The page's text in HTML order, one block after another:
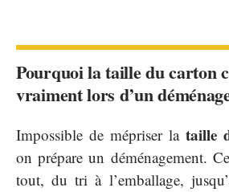
Pourquoi la taille du carton
vraiment lors d’un
Impossible de mépriser la taille
on prépare un déménagement.
tout, du tri à l’emballage,